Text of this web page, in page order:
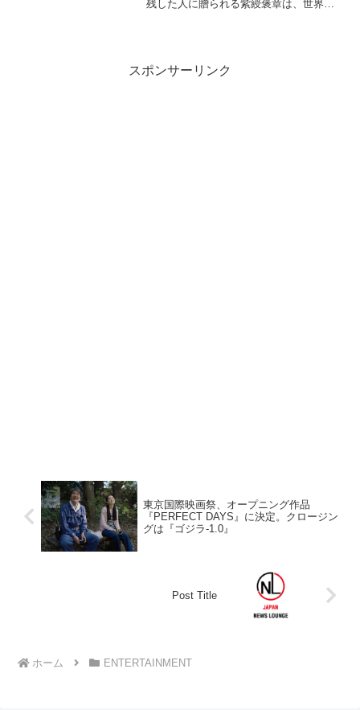
残した人に贈られる紫綬褒章は、世界に
スポンサーリンク
東京国際映画祭、オープニング作品
『PERFECT DAYS』に決定。クロージン
グは『ゴジラ-1.0』
Post Title
ホーム ENTERTAINMENT